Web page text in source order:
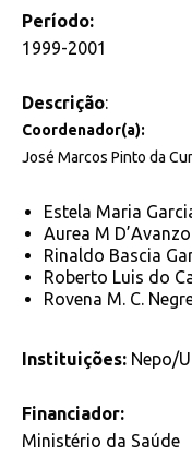
Período:
1999-2001
Descrição:
Coordenador(a):
José Marcos Pinto da
Estela Maria
Aurea M D’Avanzo
Rinaldo Bascia
Roberto Luis do
Rovena M. C.
Instituições: Nepo/
Financiador:
Ministério da Saúde